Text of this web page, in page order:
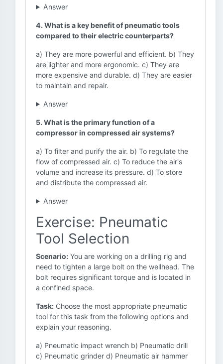
Answer
4. What is a key benefit of pneumatic tools
compared to their electric counterparts?
a) They are more powerful and efficient. b) They
are lighter and more ergonomic. c) They are
more expensive and durable. d) They are easier
to maintain and repair.
Answer
5. What is the primary function of a
compressor in compressed air systems?
a) To filter and purify the air. b) To regulate the
flow of compressed air. c) To reduce the air's
volume and increase its pressure. d) To store
and distribute the compressed air.
Answer
Exercise: Pneumatic
Tool Selection
Scenario: You are working on a drilling rig and
need to tighten a large bolt on the wellhead. The
bolt requires significant torque and is located in
a confined space.
Task: Choose the most appropriate pneumatic
tool for this task from the following options and
explain your reasoning.
a) Pneumatic impact wrench b) Pneumatic drill
c) Pneumatic grinder d) Pneumatic air hammer